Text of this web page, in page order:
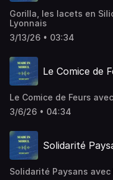
Gorilla, les lacets en
Lyonnais
3/13/26 • 03:34
Le Comice de
Le Comice de Feurs
3/6/26 • 04:34
Solidarité
Solidarité Paysans avec